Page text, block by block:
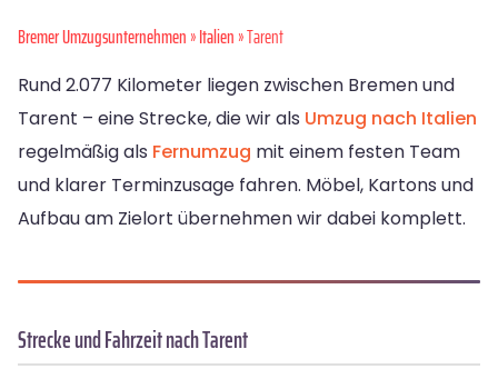
Bremer Umzugsunternehmen»Italien» Tarent
Rund 2.077 Kilometer liegen zwischen Bremen und
Tarent – eine Strecke, die wir als Umzug nach Italien
regelmäßig als Fernumzug mit einem festen Team
und klarer Terminzusage fahren. Möbel, Kartons und
Aufbau am Zielort übernehmen wir dabei komplett.
Strecke und Fahrzeit nach Tarent